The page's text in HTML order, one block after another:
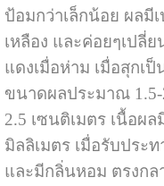
ป้อมกว่าเล็กน้อย ผลมี
เหลือง และค่อยๆเปลี่
แดงเมื่อห่าม เมื่อสุกเ
ขนาดผลประมาณ
2.5 เซนติเมตร เนื้อผ
มิลลิเมตร เมื่อรับประ
และมีกลิ่นหอม ตรงกล